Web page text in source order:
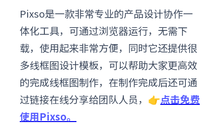
Pixso是一款非常专业的产品设计协作一
体化工具，可通过浏览器运行，无需下
载，使用起来非常方便，同时它还提供很
多线框图设计模板，可以帮助大家更高效
的完成线框图制作，在制作完成后还可通
过链接在线分享给团队人员 ， 👉点击免费
使用Pixso。